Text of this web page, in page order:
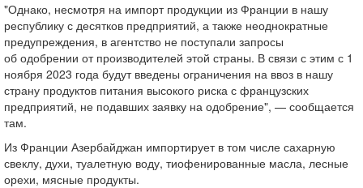
"Однако, несмотря на импорт продукции из Франции в нашу
республику с десятков предприятий, а также неоднократные
предупреждения, в агентство не поступали запросы
об одобрении от производителей этой страны. В связи с этим с 1
ноября 2023 года будут введены ограничения на ввоз в нашу
страну продуктов питания высокого риска с французских
предприятий, не подавших заявку на одобрение", — сообщается
там.
Из Франции Азербайджан импортирует в том числе сахарную
свеклу, духи, туалетную воду, тиофенированные масла, лесные
орехи, мясные продукты.